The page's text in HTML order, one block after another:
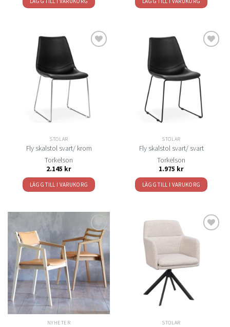
till i
önskelistan
STOLAR
Fly skalstol svart/ krom
Torkelson
2.145 kr
LÄGG TILL I VARUKORG
till i
önskelistan
STOLAR
Fly skalstol svart/ svart
Torkelson
1.975 kr
LÄGG TILL I VARUKORG
Lägg
till i
önskelistan
NYHETER
önskelistan
STOLAR